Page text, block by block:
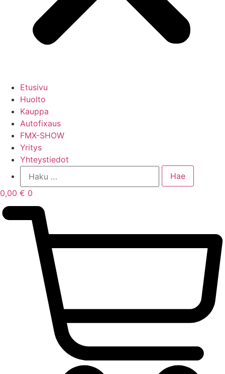
Etusivu
Huolto
Kauppa
Autofixaus
FMX-SHOW
Yritys
Yhteystiedot
0,00 € 0